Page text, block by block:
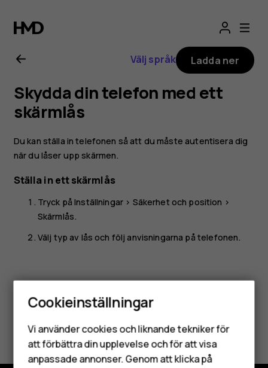
för
Nokia
2.1
Smartphones
Mobiltelefoner
Välj språk Ladda ner
Skydda din telefon med ett
skärmlås
Du kan ställa in telefonen så att du måste autentisera dig
när du låser upp skärmen.
Ställa in ett skärmlås
Tryck påInställningar > Säkerhet och position >
Skärmlås.
Välj typ av lås och följ anvisningarna på telefonen.
Var detta till hjälp?
Ja Nej
Cookieinställningar
Vi använder cookies och liknande tekniker för
att förbättra din upplevelse och för att visa
anpassade annonser. Genom att klicka på